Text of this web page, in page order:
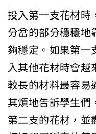
投入第一支花材
分岔的部分穩穩
夠穩定。如果第
入其他花材時會
較長的材料最容
其煩地告訴學生
第二支的花材，